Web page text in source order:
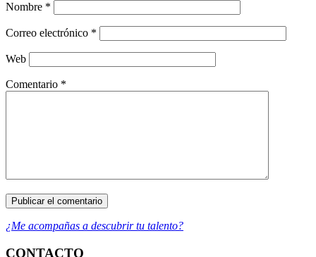
Nombre *
Correo electrónico *
Web
Comentario *
¿Me acompañas a descubrir tu talento?
CONTACTO